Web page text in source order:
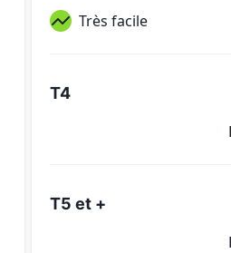
Très facile
T4
T5 et +